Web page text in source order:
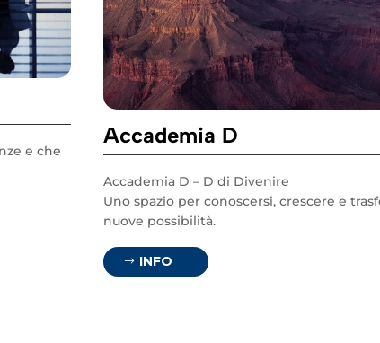
e che
Accademia D
Accademia D – D di Divenire
Uno spazio per conoscersi, crescere e
nuove possibilità.
INFO